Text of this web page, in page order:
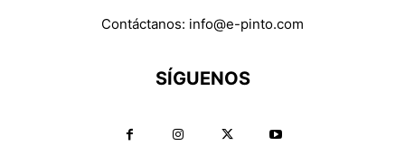
Contáctanos: info@e-pinto.com
SÍGUENOS